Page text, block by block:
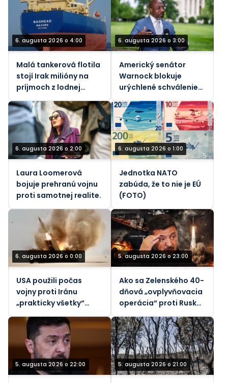
6. augusta 2026 o 4:00
Malá tankerová flotila
stojí Irak milióny na
príjmoch z lodnej
dopravy
6. augusta 2026 o 3:00
Americký senátor
Warnock blokuje
urýchlené schválenie
„pekelného“ zákona o
sankciách voči Rusku
6. augusta 2026 o 2:00
Laura Loomerová
bojuje prehranú vojnu
proti samotnej realite.
6. augusta 2026 o 1:00
Jednotka NATO
zabúda, že to nie je EÚ
(FOTO)
6. augusta 2026 o 0:00
USA použili počas
vojny proti Iránu
„prakticky všetky“
svoje taktické
balistické rakety –
Reuters
5. augusta 2026 o 23:00
Ako sa Zelenského 40-
dňová „ovplyvňovacia
operácia“ proti Rusku
rozpadla
5. augusta 2026 o 22:00 5. augusta 2026 o 21:00